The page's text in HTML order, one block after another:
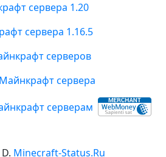
сервера 1.20
сервера 1.16.5
серверов
сервера
Minecraft-Status.Ru